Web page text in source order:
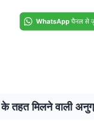
तहत मिलने वाली